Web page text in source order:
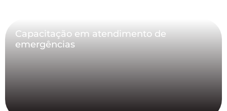
Capacitação em atendimento de
emergências